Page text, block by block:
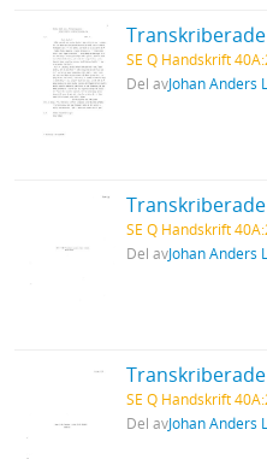
SE Q Handskrift
Del avJohan Anders
SE Q Handskrift
Del avJohan Anders
SE Q Handskrift
Del avJohan Anders